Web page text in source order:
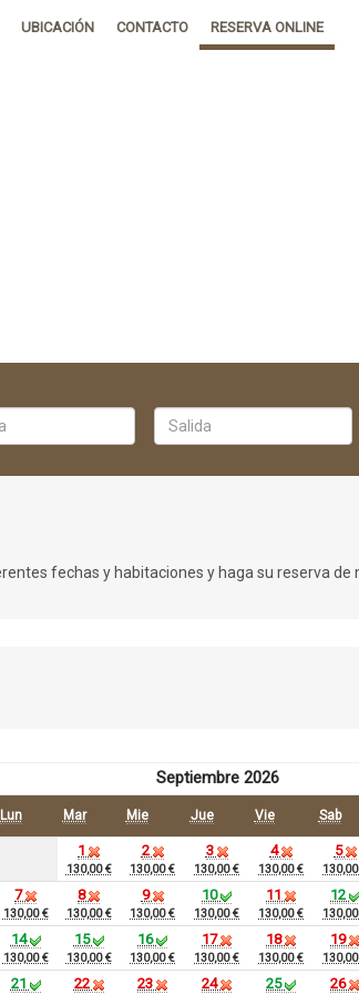
UBICACIÓN CONTACTO RESERVA ONLINE
fechas y habitaciones y haga su reserva de
Septiembre 2026
Lun Mar Mie Jue Vie Sab
1
130,00 €
2
130,00 €
3
130,00 €
4
130,00 €
5
7
130,00 €
8
130,00 €
9
130,00 €
10
130,00 €
11
130,00 €
12
14
130,00 €
15
130,00 €
16
130,00 €
17
130,00 €
18
130,00 €
19
21 22 23 24 25 26